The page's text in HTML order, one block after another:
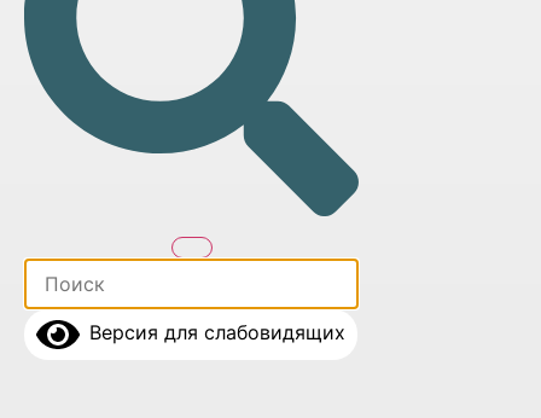
Версия для слабовидящих